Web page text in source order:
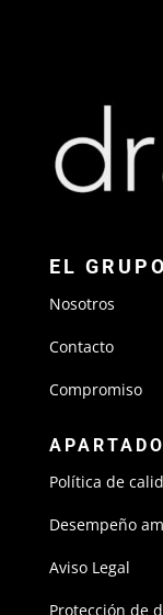
EL GRUPO
Nosotros
Contacto
Compromiso
Política de
Desempeño
Aviso Legal
Protección de